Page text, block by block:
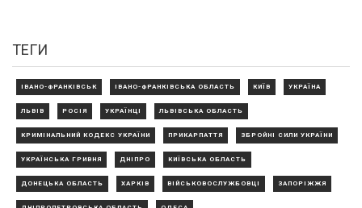
ТЕГИ
ІВАНО-ФРАНКІВСЬК ІВАНО-ФРАНКІВСЬКА ОБЛАСТЬ КИЇВ УКРАЇНА
ЛЬВІВ РОСІЯ УКРАЇНЦІ ЛЬВІВСЬКА ОБЛАСТЬ
КРИМІНАЛЬНИЙ КОДЕКС УКРАЇНИ ПРИКАРПАТТЯ ЗБРОЙНІ СИЛИ УКРАЇНИ
УКРАЇНСЬКА ГРИВНЯ ДНІПРО КИЇВСЬКА ОБЛАСТЬ
ДОНЕЦЬКА ОБЛАСТЬ ХАРКІВ ВІЙСЬКОВОСЛУЖБОВЦІ ЗАПОРІЖЖЯ